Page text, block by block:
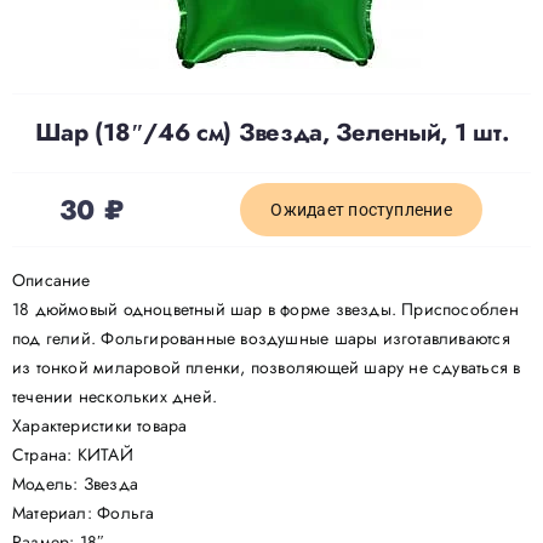
О нас
Отзывы
Контакты
Политика конфиденциальности
Шар (18″/46 см) Звезда, Зеленый, 1 шт.
30 ₽ Ожидает поступление
Описание
18 дюймовый одноцветный шар в форме звезды. Приспособлен
под гелий. Фольгированные воздушные шары изготавливаются
из тонкой миларовой пленки, позволяющей шару не сдуваться в
течении нескольких дней.
Характеристики товара
Страна: КИТАЙ
Модель: Звезда
Материал: Фольга